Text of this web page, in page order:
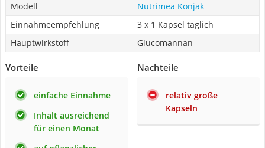
Modell
Nutrimea Konjak
Einnahmeempfehlung
3 x 1 Kapsel täglich
Hauptwirkstoff
Glucomannan
Vorteile
einfache Einnahme
Inhalt ausreichend
für einen Monat
Nachteile
relativ große
Kapseln